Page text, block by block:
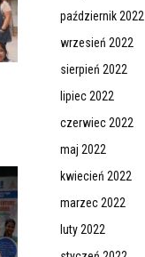
październik 2022
wrzesień 2022
sierpień 2022
lipiec 2022
czerwiec 2022
maj 2022
kwiecień 2022
marzec 2022
luty 2022